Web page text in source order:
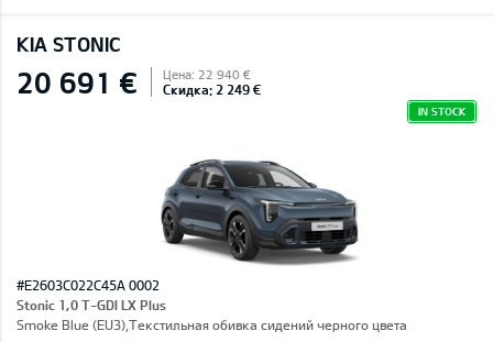
KIA STONIC
20 691 € Цена: 22 940 €
Скидка: 2 249 €
IN STOCK
#E2603C022C45A 0002
Stonic 1,0 T-GDI LX Plus
Smoke Blue (EU3),Текстильная обивка сидений черного цвета